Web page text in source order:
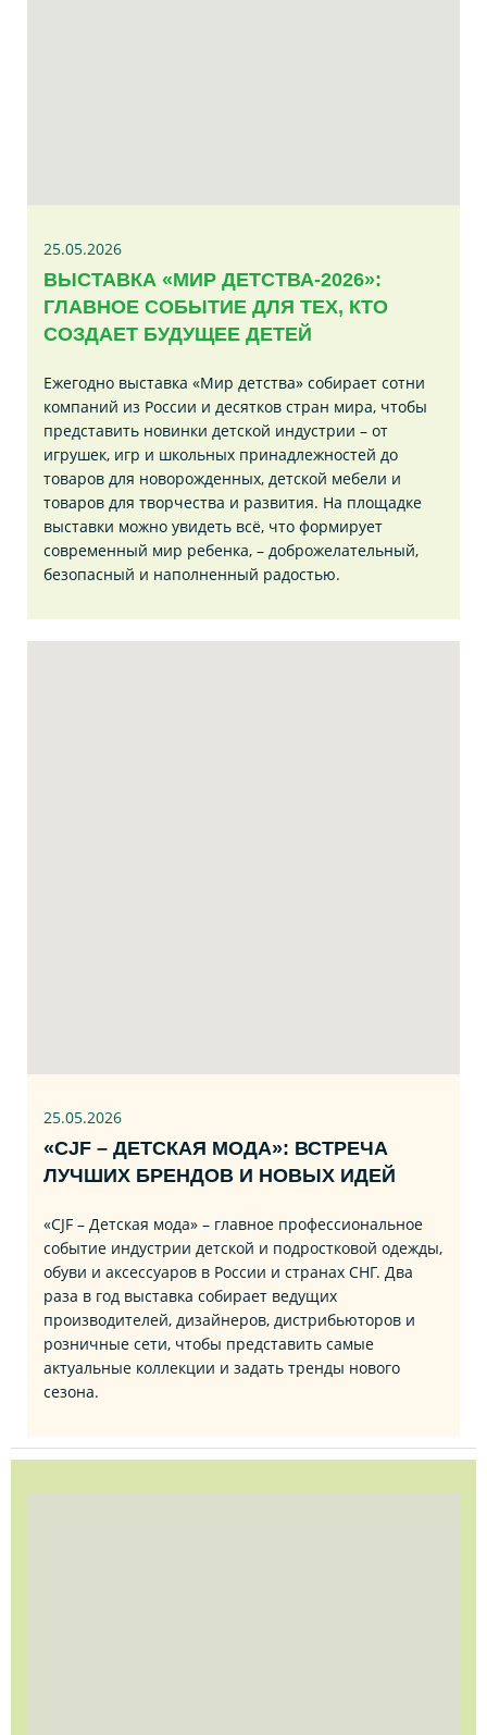
25.05.2026
ВЫСТАВКА «МИР ДЕТСТВА-2026»:
ГЛАВНОЕ СОБЫТИЕ ДЛЯ ТЕХ, КТО
СОЗДАЕТ БУДУЩЕЕ ДЕТЕЙ
Ежегодно выставка «Мир детства» собирает сотни
компаний из России и десятков стран мира, чтобы
представить новинки детской индустрии – от
игрушек, игр и школьных принадлежностей до
товаров для новорожденных, детской мебели и
товаров для творчества и развития. На площадке
выставки можно увидеть всё, что формирует
современный мир ребенка, – доброжелательный,
безопасный и наполненный радостью.
25.05.2026
«CJF – ДЕТСКАЯ МОДА»: ВСТРЕЧА
ЛУЧШИХ БРЕНДОВ И НОВЫХ ИДЕЙ
«CJF – Детская мода» – главное профессиональное
событие индустрии детской и подростковой одежды,
обуви и аксессуаров в России и странах СНГ. Два
раза в год выставка собирает ведущих
производителей, дизайнеров, дистрибьюторов и
розничные сети, чтобы представить самые
актуальные коллекции и задать тренды нового
сезона.